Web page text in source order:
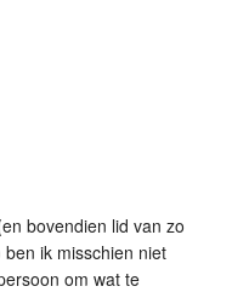
bovendien lid van zo
ik misschien niet
om wat te